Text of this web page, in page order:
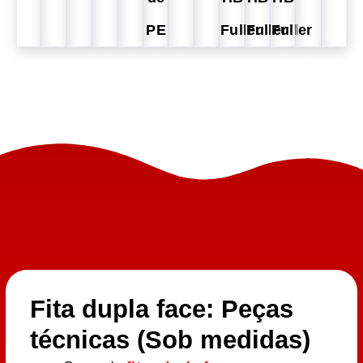
PE
FullerFullerFuller
Fita dupla face: Peças
técnicas (Sob medidas)